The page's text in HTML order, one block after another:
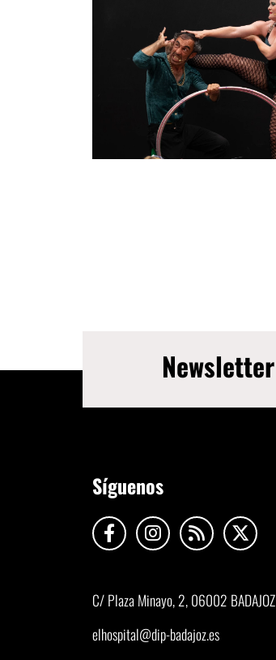
Newsletter
Síguenos
C/ Plaza Minayo, 2, 06002 BADAJOZ
elhospital@dip-badajoz.es